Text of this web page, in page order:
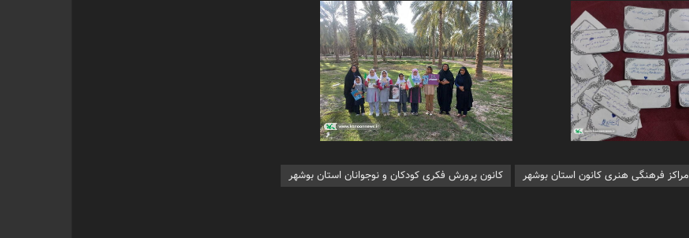
مراکز فرهنگی هنری کانون استان بوشهر کانون پرورش فکری کودکان و نوجوانان استان بوشهر